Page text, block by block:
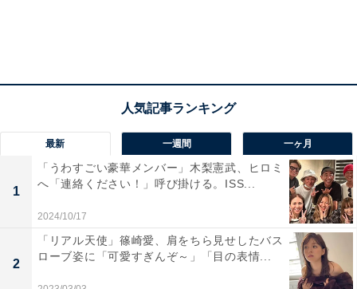
最新 一週間 一ヶ月
1
「うわすごい豪華メンバー」木梨憲武、ヒロミ
へ「連絡ください！」呼び掛ける。ISS...
2024/10/17
2
「リアル天使」篠崎愛、肩をちら見せしたバス
ローブ姿に「可愛すぎんぞ～」「目の表情...